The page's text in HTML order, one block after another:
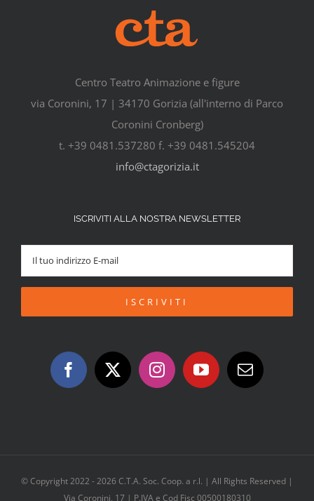
Centro Teatro Animazione e figure
via Coronini, 17 | 34170 Gorizia (all'interno di Parco
Coronini Cronberg)
t. +39 0481.537280 f. +39 0481.545204
info@ctagorizia.it
ISCRIVITI ALLA NOSTRA NEWSLETTER
© Copyright 2022 -2026 C.T.A. Soc. Coop. a r.l. | All Rights Reserved |
Via Coronini, 17 | P.IVA e Cod Fisc 00500180310